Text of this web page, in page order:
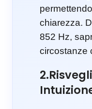
chiarezza.
852 Hz,
circostanze